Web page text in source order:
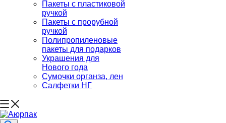
Пакеты с пластиковой
ручкой
Пакеты с прорубной
ручкой
Полипропиленовые
пакеты для подарков
Украшения для
Нового года
Сумочки органза, лен
Салфетки НГ